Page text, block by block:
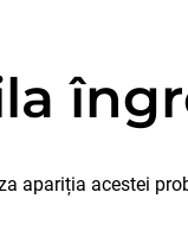
apariția acestei